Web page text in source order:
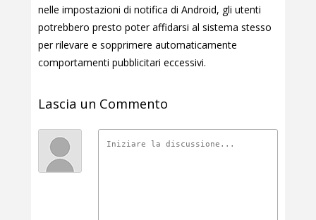
nelle impostazioni di notifica di Android, gli utenti
potrebbero presto poter affidarsi al sistema stesso
per rilevare e sopprimere automaticamente
comportamenti pubblicitari eccessivi.
Lascia un Commento